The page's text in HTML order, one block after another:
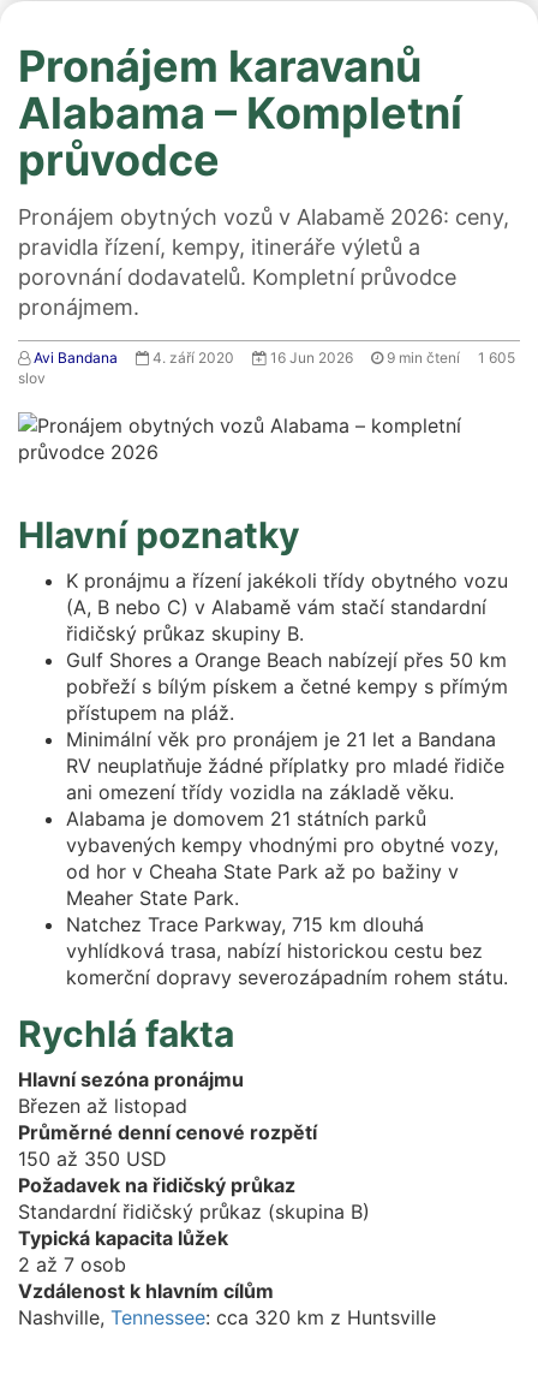
Pronájem karavanů
Alabama – Kompletní
průvodce
Pronájem obytných vozů v Alabamě 2026: ceny,
pravidla řízení, kempy, itineráře výletů a
porovnání dodavatelů. Kompletní průvodce
pronájmem.
Avi Bandana 4. září 2020 16 Jun 2026 9 min čtení
1 605
slov
Hlavní poznatky
K pronájmu a řízení jakékoli třídy obytného vozu
(A, B nebo C) v Alabamě vám stačí standardní
řidičský průkaz skupiny B.
Gulf Shores a Orange Beach nabízejí přes 50 km
pobřeží s bílým pískem a četné kempy s přímým
přístupem na pláž.
Minimální věk pro pronájem je 21 let a Bandana
RV neuplatňuje žádné příplatky pro mladé řidiče
ani omezení třídy vozidla na základě věku.
Alabama je domovem 21 státních parků
vybavených kempy vhodnými pro obytné vozy,
od hor v Cheaha State Park až po bažiny v
Meaher State Park.
Natchez Trace Parkway, 715 km dlouhá
vyhlídková trasa, nabízí historickou cestu bez
komerční dopravy severozápadním rohem státu.
Rychlá fakta
Hlavní sezóna pronájmu
Březen až listopad
Průměrné denní cenové rozpětí
150 až 350 USD
Požadavek na řidičský průkaz
Standardní řidičský průkaz (skupina B)
Typická kapacita lůžek
2 až 7 osob
Vzdálenost k hlavním cílům
Nashville, Tennessee: cca 320 km z Huntsville